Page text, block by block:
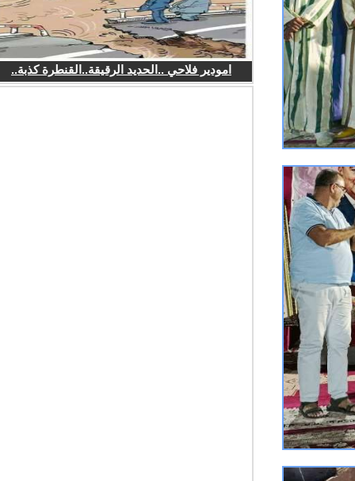
امودير فلاحي ..الحديد الرقيقة..القنطرة كذبة..